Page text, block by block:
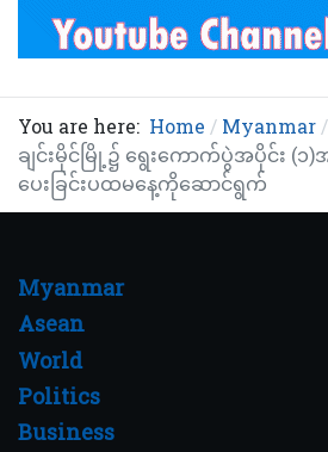
You are here: Home
Myanmar
ချင်းမိုင်မြို့၌ ရွေးကောက်ပွဲအပိုင်း (
ပေးခြင်းပထမနေ့ကိုဆောင်ရွက်
Myanmar
Asean
World
Politics
Business